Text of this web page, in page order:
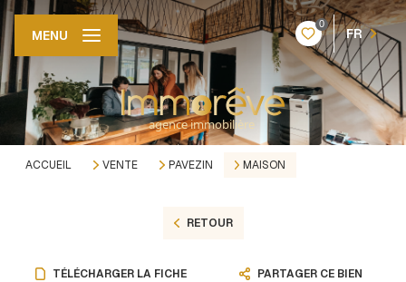
0
FR
MENU
ACCUEIL VENTE PAVEZIN MAISON
RETOUR
TÉLÉCHARGER LA FICHE PARTAGER CE BIEN